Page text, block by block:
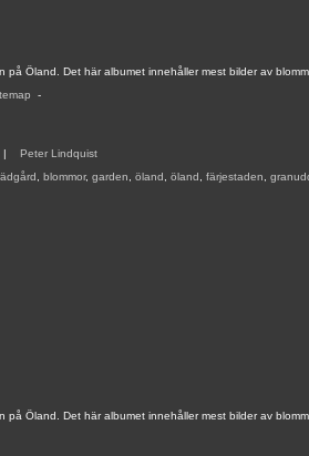
på Öland. Det här albumet innehåller mest bilder av
-
Peter Lindquist
blommor, garden öland öland färjestaden
på Öland. Det här albumet innehåller mest bilder av